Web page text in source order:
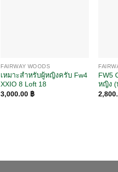
FAIRWAY WOODS
เหมาะสำหรับผู้หญิงครับ Fw4
XXIO 8 Loft 18
3,000.00 ฿
FW5
หญิง (